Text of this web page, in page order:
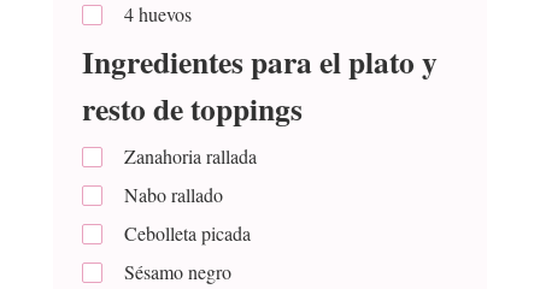
4huevos
Ingredientes para el plato y
resto de toppings
Zanahoria rallada
Nabo rallado
Cebolleta picada
Sésamo negro